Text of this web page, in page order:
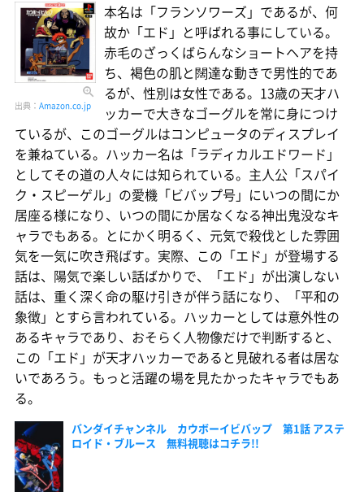
出典： Amazon.co.jp
本名は「フランソワーズ」であるが、何
故か「エド」と呼ばれる事にしている。
赤毛のざっくばらんなショートヘアを持
ち、褐色の肌と闊達な動きで男性的であ
るが、性別は女性である。13歳の天才ハ
ッカーで大きなゴーグルを常に身につけ
ているが、このゴーグルはコンピュータのディスプレイ
を兼ねている。ハッカー名は「ラディカルエドワード」
としてその道の人々には知られている。主人公「スパイ
ク・スピーゲル」の愛機「ビバップ号」にいつの間にか
居座る様になり、いつの間にか居なくなる神出鬼没なキ
ャラでもある。とにかく明るく、元気で殺伐とした雰囲
気を一気に吹き飛ばす。実際、この「エド」が登場する
話は、陽気で楽しい話ばかりで、「エド」が出演しない
話は、重く深く命の駆け引きが伴う話になり、「平和の
象徴」とすら言われている。ハッカーとしては意外性の
あるキャラであり、おそらく人物像だけで判断すると、
この「エド」が天才ハッカーであると見破れる者は居な
いであろう。もっと活躍の場を見たかったキャラでもあ
る。
バンダイチャンネル カウボーイビバップ 第1話 アステ
ロイド・ブルース 無料視聴はコチラ!!